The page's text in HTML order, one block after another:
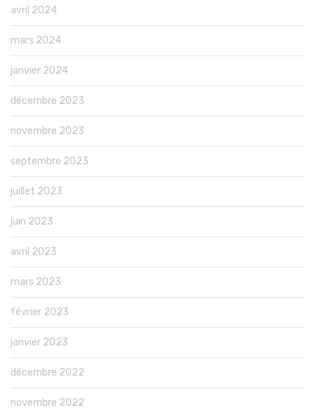
avril 2024
mars 2024
janvier 2024
décembre 2023
novembre 2023
septembre 2023
juillet 2023
juin 2023
avril 2023
mars 2023
février 2023
janvier 2023
décembre 2022
novembre 2022